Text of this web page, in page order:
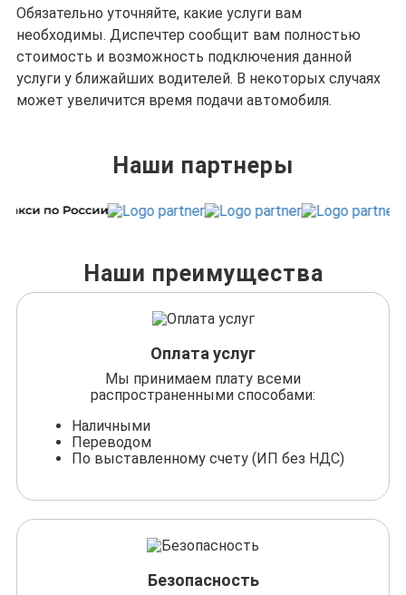
Обязательно уточняйте, какие услуги вам
необходимы. Диспечтер сообщит вам полностью
стоимость и возможность подключения данной
услуги у ближайших водителей. В некоторых случаях
может увеличится время подачи автомобиля.
Наши партнеры
Наши преимущества
Оплата услуг
Мы принимаем плату всеми
распространенными способами:
Наличными
Переводом
По выставленному счету (ИП без НДС)
Безопасность